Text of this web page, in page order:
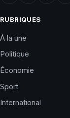
RUBRIQUES
À la une
Politique
Économie
Sport
International